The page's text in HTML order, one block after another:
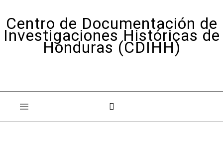
Centro de Documentación de
Investigaciones Históricas de
Honduras (CDIHH)